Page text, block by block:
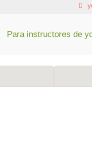
Para instructores de